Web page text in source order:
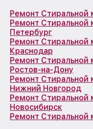
Ремонт Стиральной
Ремонт Стиральной
Петербург
Ремонт Стиральной
Краснодар
Ремонт Стиральной
Ростов-на-Дону
Ремонт Стиральной
Нижний Новгород
Ремонт Стиральной
Новосибирск
Ремонт Стиральной